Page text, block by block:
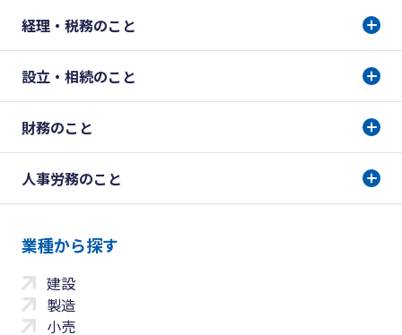
経理・税務のこと
設立・相続のこと
財務のこと
人事労務のこと
業種から探す
建設
製造
小売